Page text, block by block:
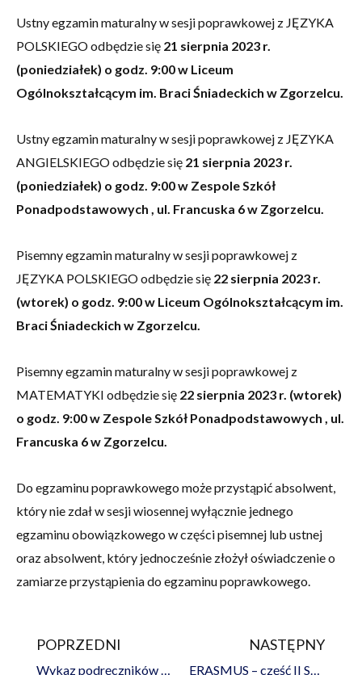
Ustny egzamin maturalny w sesji poprawkowej z JĘZYKA
POLSKIEGO odbędzie się 21 sierpnia 2023 r.
(poniedziałek) o godz. 9:00 w Liceum
Ogólnokształcącym im. Braci Śniadeckich w Zgorzelcu.
Ustny egzamin maturalny w sesji poprawkowej z JĘZYKA
ANGIELSKIEGO odbędzie się 21 sierpnia 2023 r.
(poniedziałek) o godz. 9:00 w Zespole Szkół
Ponadpodstawowych , ul. Francuska 6 w Zgorzelcu.
Pisemny egzamin maturalny w sesji poprawkowej z
JĘZYKA POLSKIEGO odbędzie się 22 sierpnia 2023 r.
(wtorek) o godz. 9:00 w Liceum Ogólnokształcącym im.
Braci Śniadeckich w Zgorzelcu.
Pisemny egzamin maturalny w sesji poprawkowej z
MATEMATYKI odbędzie się 22 sierpnia 2023 r. (wtorek)
o godz. 9:00 w Zespole Szkół Ponadpodstawowych , ul.
Francuska 6 w Zgorzelcu.
Do egzaminu poprawkowego może przystąpić absolwent,
który nie zdał w sesji wiosennej wyłącznie jednego
egzaminu obowiązkowego w części pisemnej lub ustnej
oraz absolwent, który jednocześnie złożył oświadczenie o
zamiarze przystąpienia do egzaminu poprawkowego.
Prev
POPRZEDNI NASTĘPNY